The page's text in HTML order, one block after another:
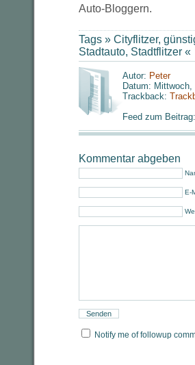
Auto-Bloggern.
Tags » Cityflitzer,
Stadtauto, Stadtflitzer «
Autor: Peter
Datum:
Trackback:
Feed zum Beitrag:
Kommentar abgeben
E-
Notify me of followup